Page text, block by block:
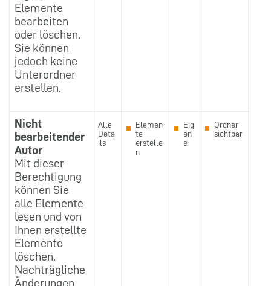
Elemente
bearbeiten
oder löschen.
Sie können
jedoch keine
Unterordner
erstellen.
Nicht
bearbeitender
Autor
Mit dieser
Berechtigung
können Sie
alle Elemente
lesen und von
Ihnen erstellte
Elemente
löschen.
Nachträgliche
Änderungen
Alle
Deta
ils
Elemen
te
erstelle
n
Eig
en
e
Ordner
sichtbar